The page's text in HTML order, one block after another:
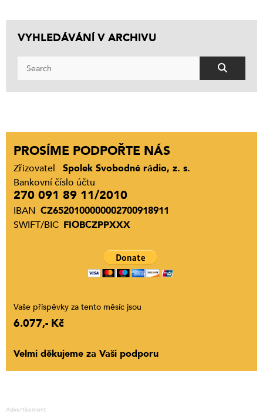
VYHLEDÁVÁNÍ V ARCHIVU
PROSÍME PODPOŘTE NÁS
Zřizovatel
Spolek Svobodné rádio, z. s.
Bankovní číslo účtu
270 091 89 11/2010
IBAN CZ6520100000002700918911
SWIFT/BIC FIOBCZPPXXX
Vaše příspěvky za tento měsíc jsou
6.077,- Kč
Velmi děkujeme za Vaši podporu
Advertisement